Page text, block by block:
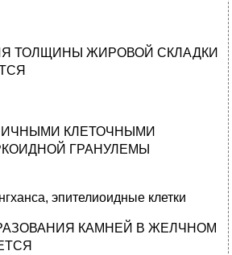
ТОЛЩИНЫ ЖИРОВОЙ СКЛАДКИ
КЛЕТОЧНЫМИ
ГРАНУЛЕМЫ
эпителиоидные клетки
КАМНЕЙ В ЖЕЛЧНОМ